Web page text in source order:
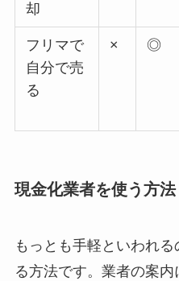
却
フリマで
自分で売
る
× ◎
現金化業者を使う方法
もっとも手軽といわれ
る方法です。業者の案